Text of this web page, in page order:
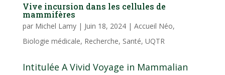
Vive incursion dans les cellules de
mammifères
par Michel Lamy| Juin 18, 2024| Accueil Néo,
Biologie médicale, Recherche, Santé, UQTR
Intitulée A Vivid Voyage in Mammalian